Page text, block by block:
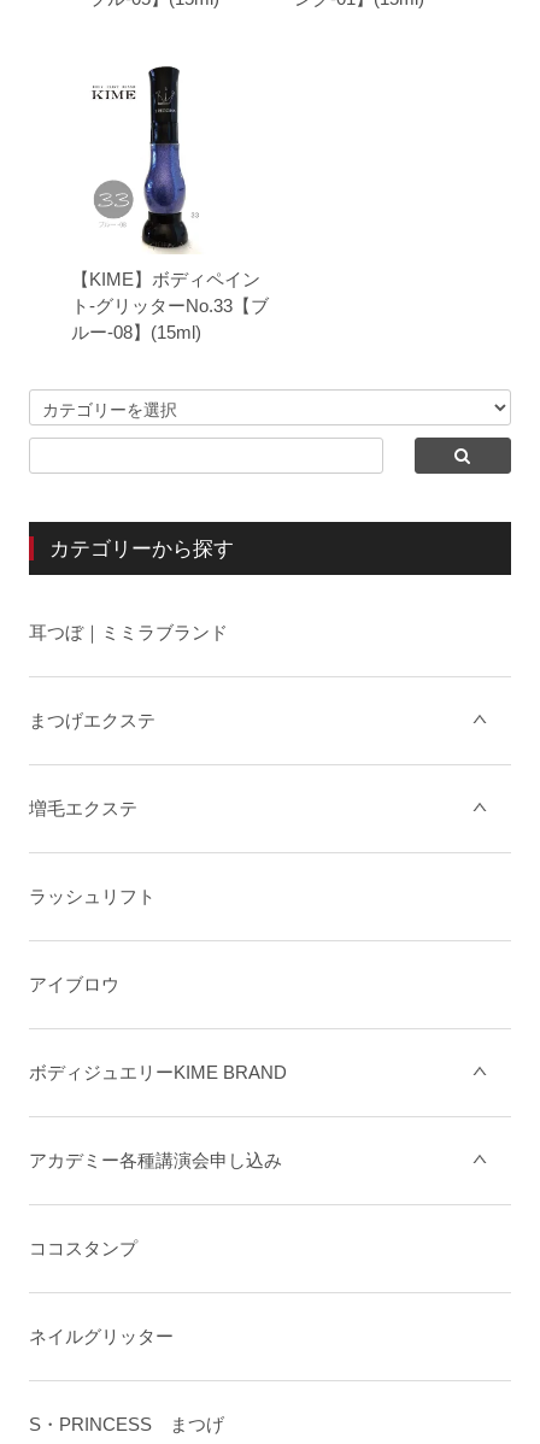
【KIME】ボディペイン
ト-グリッターNo.33【ブ
ルー-08】(15ml)
カテゴリーから探す
耳つぼ｜ミミラブランド
まつげエクステ
増毛エクステ
ラッシュリフト
アイブロウ
ボディジュエリーKIME BRAND
アカデミー各種講演会申し込み
ココスタンプ
ネイルグリッター
S・PRINCESS まつげ